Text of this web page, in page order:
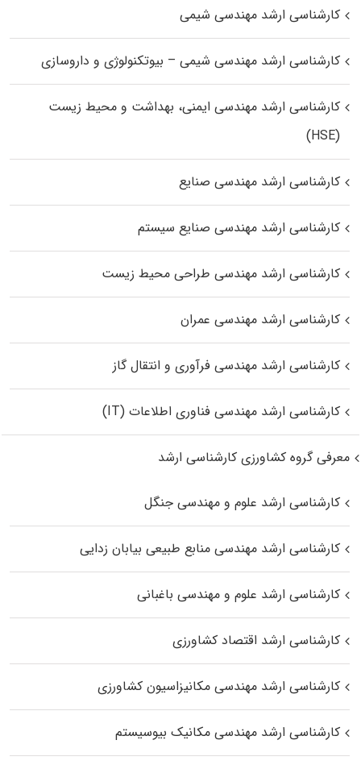
کارشناسی ارشد مهندسی شیمی
کارشناسی ارشد مهندسی شیمی – بیوتکنولوژی و داروسازی
کارشناسی ارشد مهندسی ایمنی، بهداشت و محیط زیست
(HSE)
کارشناسی ارشد مهندسی صنایع
کارشناسی ارشد مهندسی صنایع سیستم
کارشناسی ارشد مهندسی طراحی محیط زیست
کارشناسی ارشد مهندسی عمران
کارشناسی ارشد مهندسی فرآوری و انتقال گاز
کارشناسی ارشد مهندسی فناوری اطلاعات (IT)
معرفی گروه کشاورزی کارشناسی ارشد
کارشناسی ارشد علوم و مهندسی جنگل
کارشناسی ارشد مهندسی منابع طبیعی بیابان زدایی
کارشناسی ارشد علوم و مهندسی باغبانی
کارشناسی ارشد اقتصاد کشاورزی
کارشناسی ارشد مهندسی مکانیزاسیون کشاورزی
کارشناسی ارشد مهندسی مکانیک بیوسیستم